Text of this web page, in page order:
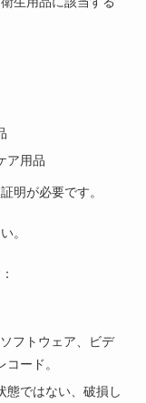
ア用品
明が必要です。
。
フトウェア、ビデ
ード。
態ではない、破損し